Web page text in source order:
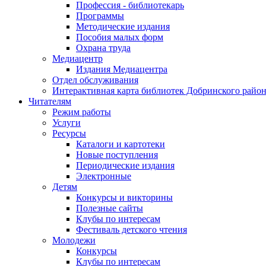
Профессия - библиотекарь
Программы
Методические издания
Пособия малых форм
Охрана труда
Медиацентр
Издания Медиацентра
Отдел обслуживания
Интерактивная карта библиотек Добринского
Читателям
Режим работы
Услуги
Ресурсы
Каталоги и картотеки
Новые поступления
Периодические издания
Электронные
Детям
Конкурсы и викторины
Полезные сайты
Клубы по интересам
Фестиваль детского чтения
Молодежи
Конкурсы
Клубы по интересам